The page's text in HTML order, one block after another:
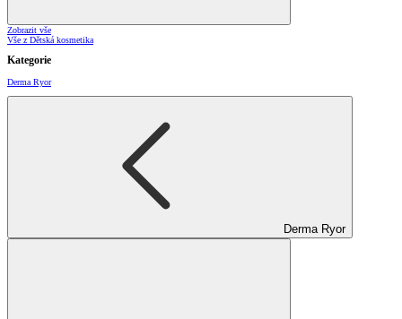
Zobrazit vše
Vše z Dětská kosmetika
Kategorie
Derma Ryor
Derma Ryor